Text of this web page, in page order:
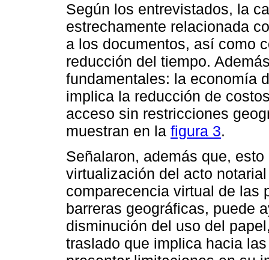
Según los entrevistados, la
estrechamente relacionada
a los documentos, así como
reducción del tiempo.
fundamentales: la economía
implica la reducción de
acceso sin restricciones
muestran en la figura 3.
Señalaron, además que,
virtualización del acto
comparecencia virtual de las
barreras geográficas, puede
disminución del uso del
traslado que implica hacia